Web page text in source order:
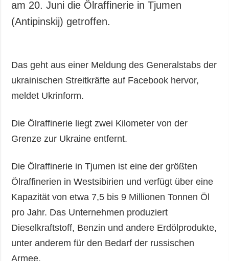
am 20. Juni die Ölraffinerie in Tjumen
(Antipinskij) getroffen.
Das geht aus einer Meldung des Generalstabs der
ukrainischen Streitkräfte auf Facebook hervor,
meldet Ukrinform.
Die Ölraffinerie liegt zwei Kilometer von der
Grenze zur Ukraine entfernt.
Die Ölraffinerie in Tjumen ist eine der größten
Ölraffinerien in Westsibirien und verfügt über eine
Kapazität von etwa 7,5 bis 9 Millionen Tonnen Öl
pro Jahr. Das Unternehmen produziert
Dieselkraftstoff, Benzin und andere Erdölprodukte,
unter anderem für den Bedarf der russischen
Armee.